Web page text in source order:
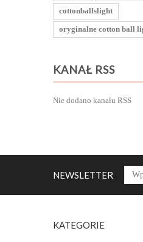
cottonballslight
oryginalne cotton ball
KANAŁ RSS
Nie dodano kanału RSS
NEWSLETTER
KATEGORIE